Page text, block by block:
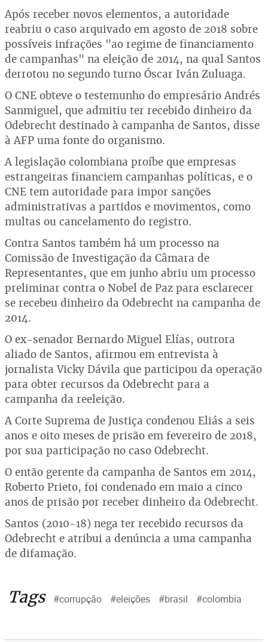
Após receber novos elementos, a autoridade
reabriu o caso arquivado em agosto de 2018 sobre
possíveis infrações "ao regime de financiamento
de campanhas" na eleição de 2014, na qual Santos
derrotou no segundo turno Óscar Iván Zuluaga.
O CNE obteve o testemunho do empresário Andrés
Sanmiguel, que admitiu ter recebido dinheiro da
Odebrecht destinado à campanha de Santos, disse
à AFP uma fonte do organismo.
A legislação colombiana proíbe que empresas
estrangeiras financiem campanhas políticas, e o
CNE tem autoridade para impor sanções
administrativas a partidos e movimentos, como
multas ou cancelamento do registro.
Contra Santos também há um processo na
Comissão de Investigação da Câmara de
Representantes, que em junho abriu um processo
preliminar contra o Nobel de Paz para esclarecer
se recebeu dinheiro da Odebrecht na campanha de
2014.
O ex-senador Bernardo Miguel Elías, outrora
aliado de Santos, afirmou em entrevista à
jornalista Vicky Dávila que participou da operação
para obter recursos da Odebrecht para a
campanha da reeleição.
A Corte Suprema de Justiça condenou Eliás a seis
anos e oito meses de prisão em fevereiro de 2018,
por sua participação no caso Odebrecht.
O então gerente da campanha de Santos em 2014,
Roberto Prieto, foi condenado em maio a cinco
anos de prisão por receber dinheiro da Odebrecht.
Santos (2010-18) nega ter recebido recursos da
Odebrecht e atribui a denúncia a uma campanha
de difamação.
Tags #corrupção #eleições #brasil #colombia